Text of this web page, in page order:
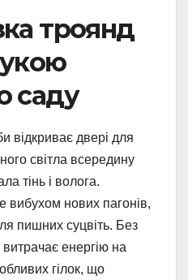
троянд
саду
відкриває двері для
світла всередину
тінь і волога.
вибухом нових пагонів,
пишних суцвіть. Без
витрачає енергію на
гілок, що